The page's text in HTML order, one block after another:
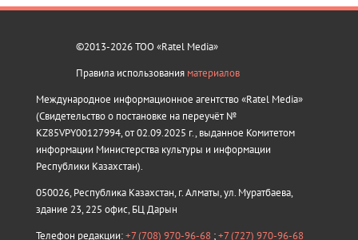
©2013-2026 ТОО «Ratel Media»
Правила использования материалов
Международное информационное агентство «Ratel Media»
(Свидетельство о постановке на переучёт №
KZ85VPY00127994, от 02.09.2025 г., выданное Комитетом
информации Министерства культуры и информации
Республики Казахстан).
050026, Республика Казахстан, г. Алматы, ул. Муратбаева,
здание 23, 225 офис, БЦ Дарын
Телефон редакции:+7 (708) 970-96-68 ;+7 (727) 970-96-68